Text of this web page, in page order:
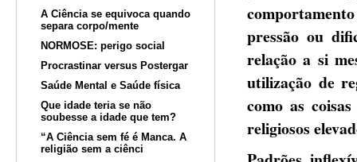
A Ciência se equivoca quando
separa corpo/mente
NORMOSE: perigo social
Procrastinar versus Postergar
Saúde Mental e Saúde física
Que idade teria se não
soubesse a idade que tem?
“A Ciência sem fé é Manca. A
religião sem a ciênci
pressão ou
relação a si
utilização de
como as
religiosos